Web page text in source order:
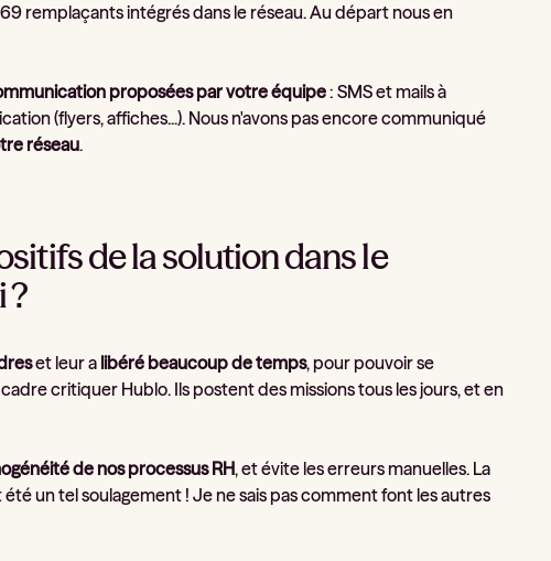
remplaçants intégrés dans le réseau. Au départ nous en
proposées par votre équipe: SMS et mails à
(flyers, affiches...). Nous n'avons pas encore communiqué
réseau.
de la solution dans le
?
et leur a libéré beaucoup de temps, pour pouvoir se
critiquer Hublo. Ils postent des missions tous les jours, et en
de nos processus RH, et évite les erreurs manuelles. La
un tel soulagement ! Je ne sais pas comment font les autres